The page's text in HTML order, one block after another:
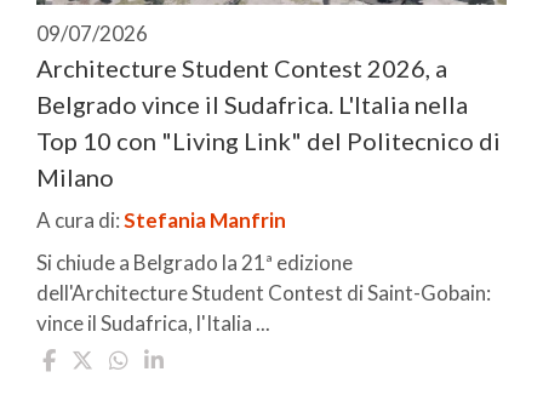
09/07/2026
Architecture Student Contest 2026, a
Belgrado vince il Sudafrica. L'Italia nella
Top 10 con "Living Link" del Politecnico di
Milano
A cura di:Stefania Manfrin
Si chiude a Belgrado la 21ª edizione
dell'Architecture Student Contest di Saint-Gobain:
vince il Sudafrica, l'Italia ...